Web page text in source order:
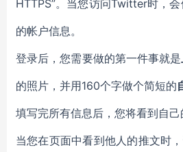
HTTPS”。当您访问Twitter时，
的帐户信息。
登录后，您需要做的第一件事就是
的照片，并用160个字做个简短的
填写完所有信息后，您将看到自己
当您在页面中看到他人的推文时